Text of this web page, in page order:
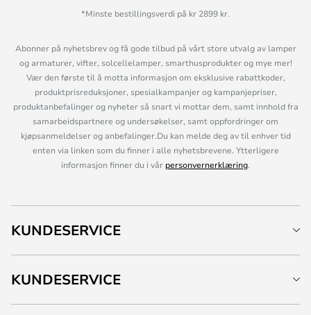
*Minste bestillingsverdi på kr 2899 kr.
Abonner på nyhetsbrev og få gode tilbud på vårt store utvalg av lamper
og armaturer, vifter, solcellelamper, smarthusprodukter og mye mer!
Vær den første til å motta informasjon om eksklusive rabattkoder,
produktprisreduksjoner, spesialkampanjer og kampanjepriser,
produktanbefalinger og nyheter så snart vi mottar dem, samt innhold fra
samarbeidspartnere og undersøkelser, samt oppfordringer om
kjøpsanmeldelser og anbefalinger.Du kan melde deg av til enhver tid
enten via linken som du finner i alle nyhetsbrevene. Ytterligere
informasjon finner du i vår personvernerklæring.
KUNDESERVICE
KUNDESERVICE